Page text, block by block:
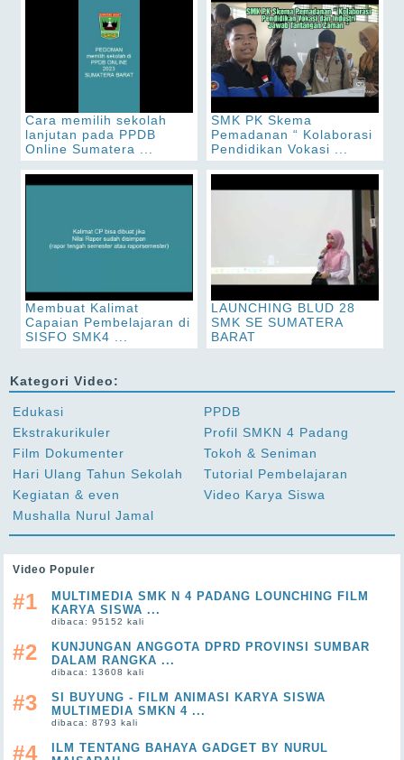
Cara memilih sekolah
lanjutan pada PPDB
Online Sumatera ...
SMK PK Skema
Pemadanan “ Kolaborasi
Pendidikan Vokasi ...
Membuat Kalimat
Capaian Pembelajaran di
SISFO SMK4 ...
LAUNCHING BLUD 28
SMK SE SUMATERA
BARAT
Kategori Video:
Edukasi
Ekstrakurikuler
Film Dokumenter
Hari Ulang Tahun Sekolah
Kegiatan & even
Mushalla Nurul Jamal
PPDB
Profil SMKN 4 Padang
Tokoh & Seniman
Tutorial Pembelajaran
Video Karya Siswa
Video Populer
#1
MULTIMEDIA SMK N 4 PADANG LOUNCHING FILM
KARYA SISWA ...
dibaca: 95152 kali
#2
KUNJUNGAN ANGGOTA DPRD PROVINSI SUMBAR
DALAM RANGKA ...
dibaca: 13608 kali
#3
SI BUYUNG - FILM ANIMASI KARYA SISWA
MULTIMEDIA SMKN 4 ...
dibaca: 8793 kali
#4
ILM TENTANG BAHAYA GADGET BY NURUL